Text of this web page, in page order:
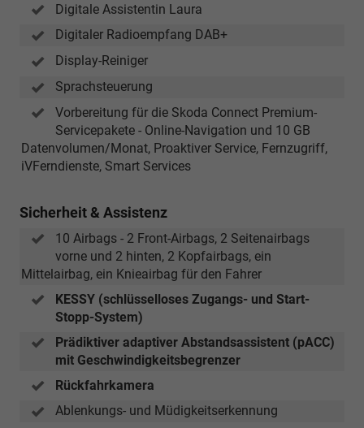
Digitale Assistentin Laura
Digitaler Radioempfang DAB+
Display-Reiniger
Sprachsteuerung
Vorbereitung für die Skoda Connect Premium-
Servicepakete - Online-Navigation und 10 GB
Datenvolumen/Monat, Proaktiver Service, Fernzugriff,
iVFerndienste, Smart Services
Sicherheit & Assistenz
10 Airbags - 2 Front-Airbags, 2 Seitenairbags
vorne und 2 hinten, 2 Kopfairbags, ein
Mittelairbag, ein Knieairbag für den Fahrer
KESSY (schlüsselloses Zugangs- und Start-
Stopp-System)
Prädiktiver adaptiver Abstandsassistent (pACC)
mit Geschwindigkeitsbegrenzer
Rückfahrkamera
Ablenkungs- und Müdigkeitserkennung